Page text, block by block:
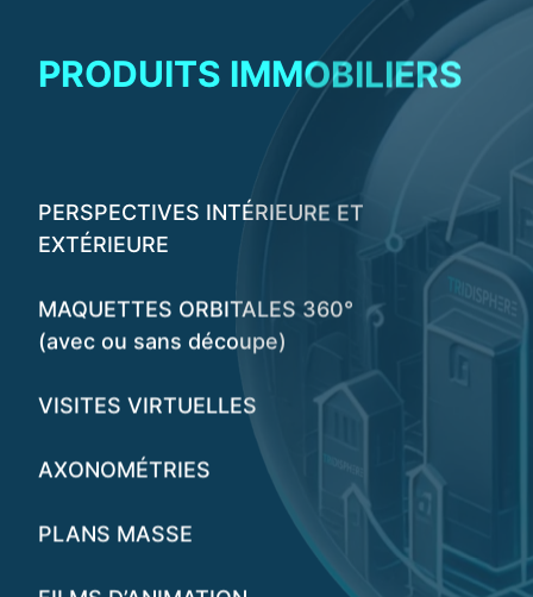
PRODUITS IMMOBILIERS
PERSPECTIVES INTÉRIEURE ET
EXTÉRIEURE
MAQUETTES ORBITALES 360°
(avec ou sans découpe)
VISITES VIRTUELLES
AXONOMÉTRIES
PLANS MASSE